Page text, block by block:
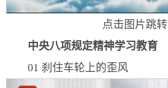
点击图片跳转
中央八项规定精神学习教育
01 刹住车轮上的歪风